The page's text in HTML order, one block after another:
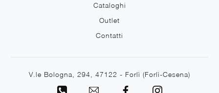
Cataloghi
Outlet
Contatti
V.le Bologna, 294, 47122 - Forlì (Forlì-Cesena)